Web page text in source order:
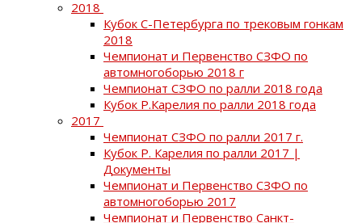
2018
Кубок С-Петербурга по трековым гонкам
2018
Чемпионат и Первенство СЗФО по
автомногоборью 2018 г
Чемпионат СЗФО по ралли 2018 года
Кубок Р.Карелия по ралли 2018 года
2017
Чемпионат СЗФО по ралли 2017 г.
Кубок Р. Карелия по ралли 2017 |
Документы
Чемпионат и Первенство СЗФО по
автомногоборью 2017
Чемпионат и Первенство Санкт-